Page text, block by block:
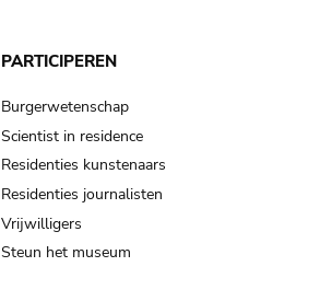
PARTICIPEREN
Burgerwetenschap
Scientist in residence
Residenties kunstenaars
Residenties journalisten
Vrijwilligers
Steun het museum